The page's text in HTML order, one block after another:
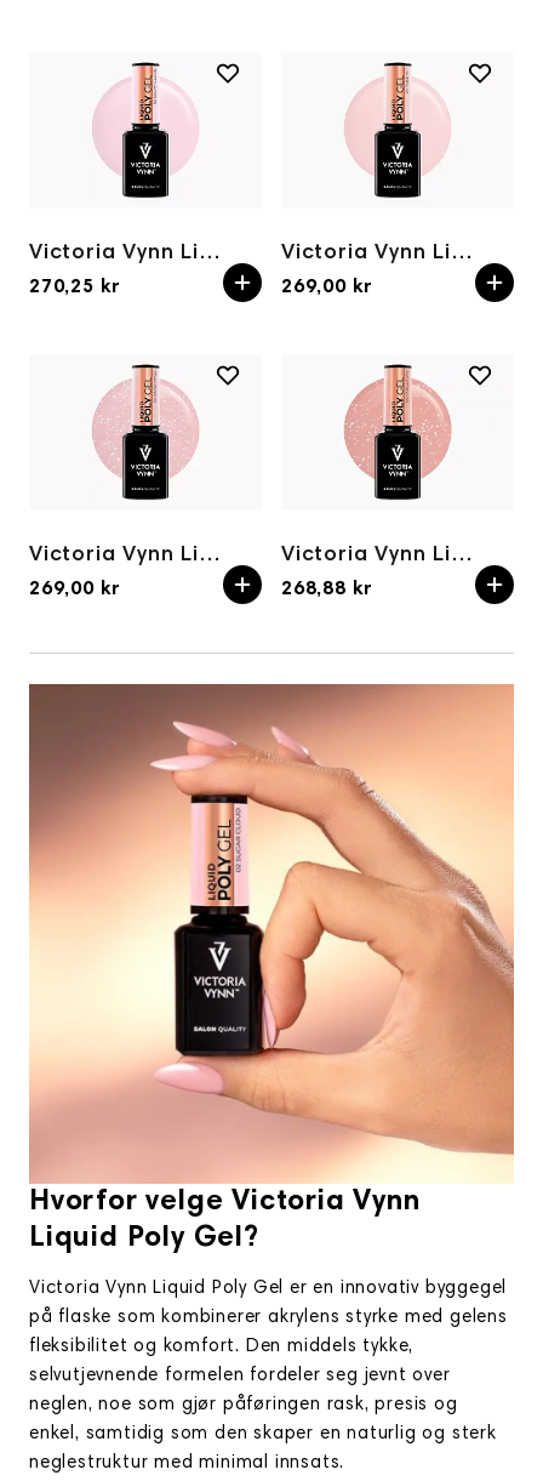
Victoria Vynn Liquid poly gel 02 Sugar Cloud 15 ml
270,25 kr
Victoria Vynn Liquid poly gel 04 Rose Air 15 ml
269,00 kr
Victoria Vynn Liquid poly gel 05 Silver Haze 15 ml
269,00 kr
Victoria Vynn Liquid poly gel 06 Vanilla Sky 15 ml
268,88 kr
Hvorfor velge Victoria Vynn
Liquid Poly Gel?
Victoria Vynn Liquid Poly Gel er en innovativ byggegel
på flaske som kombinerer akrylens styrke med gelens
fleksibilitet og komfort. Den middels tykke,
selvutjevnende formelen fordeler seg jevnt over
neglen, noe som gjør påføringen rask, presis og
enkel, samtidig som den skaper en naturlig og sterk
neglestruktur med minimal innsats.